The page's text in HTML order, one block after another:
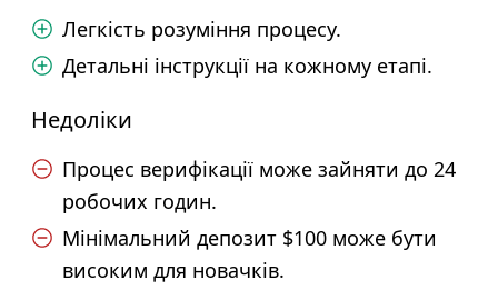
Легкість розуміння процесу.
Детальні інструкції на кожному етапі.
Недоліки
Процес верифікації може зайняти до 24
робочих годин.
Мінімальний депозит $100 може бути
високим для новачків.